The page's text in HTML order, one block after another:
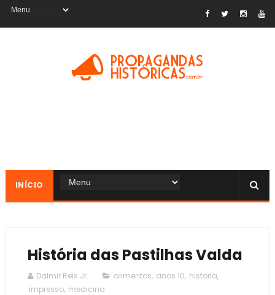
INÍCIO
História das Pastilhas Valda
Dalmir Reis Jr. alimentos, anos 10, historia,
impresso, medicina